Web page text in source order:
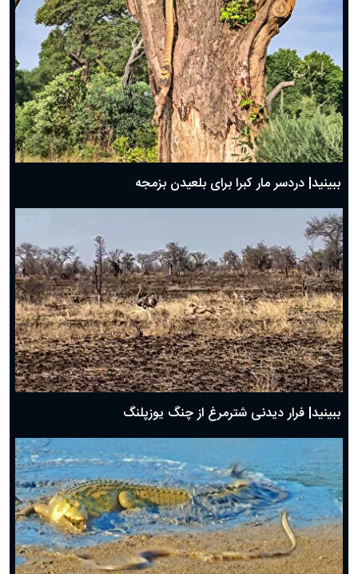
ببینید| دردسر مار کبرا برای بلعیدن بزمجه
ببینید| فرار دیدنی شترمرغ از چنگ یوزپلنگ